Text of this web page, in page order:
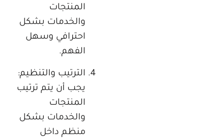
المنتجات
والخدمات بشكل
احترافي وسهل
الفهم.
الترتيب والتنظيم:
يجب أن يتم ترتيب
المنتجات
والخدمات بشكل
منظم داخل